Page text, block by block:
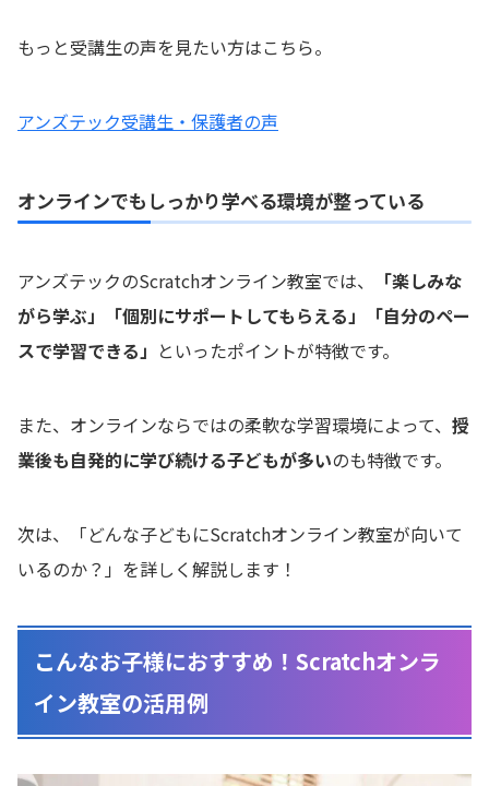
もっと受講生の声を見たい方はこちら。
アンズテック受講生・保護者の声
オンラインでもしっかり学べる環境が整っている
アンズテックのScratchオンライン教室では、
「楽しみな
がら学ぶ」「個別にサポートしてもらえる」「自分のペー
スで学習できる」 といったポイントが特徴です。
また、オンラインならではの柔軟な学習環境によって、 授
業後も自発的に学び続ける子どもが多いのも特徴です。
次は、「どんな子どもにScratchオンライン教室が向いて
いるのか？」を詳しく解説します！
こんなお子様におすすめ！Scratchオンラ
イン教室の活用例